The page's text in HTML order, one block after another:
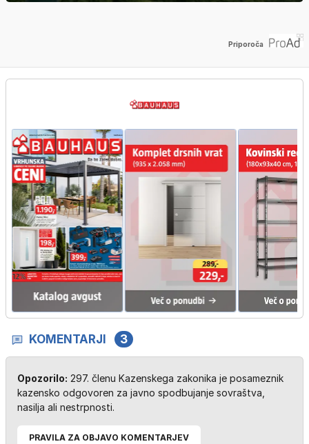
Priporoča
KOMENTARJI 3
Opozorilo: 297. členu Kazenskega zakonika je posameznik
kazensko odgovoren za javno spodbujanje sovraštva,
nasilja ali nestrpnosti.
PRAVILA ZA OBJAVO KOMENTARJEV